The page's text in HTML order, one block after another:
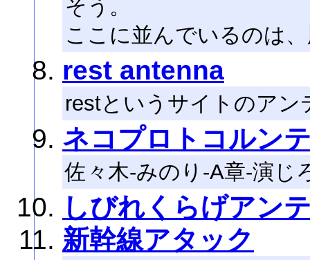
そう。
ここに並んでいるのは
rest antenna
restというサイトのアン
ネコプロトコルン
佐々木-みのり-A章-演じ
しびれくらげアン
新幹線アタック